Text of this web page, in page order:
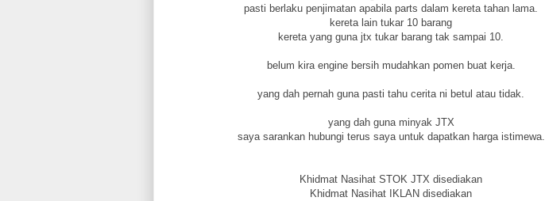
pasti berlaku penjimatan apabila parts dalam kereta tahan lama.
kereta lain tukar 10 barang
kereta yang guna jtx tukar barang tak sampai 10.
belum kira engine bersih mudahkan pomen buat kerja.
yang dah pernah guna pasti tahu cerita ni betul atau tidak.
yang dah guna minyak JTX
saya sarankan hubungi terus saya untuk dapatkan harga istimewa.
Khidmat Nasihat STOK JTX disediakan
Khidmat Nasihat IKLAN disediakan